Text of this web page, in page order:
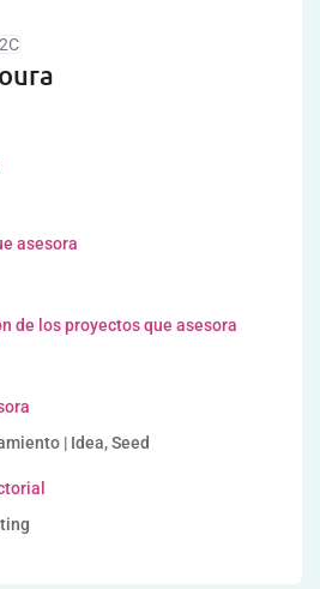
asesora
de los proyectos que asesora
| Idea, Seed